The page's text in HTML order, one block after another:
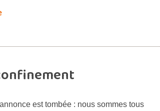
est tombée : nous sommes tous